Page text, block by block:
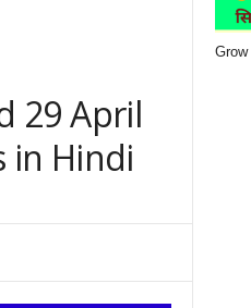
29 April
in Hindi